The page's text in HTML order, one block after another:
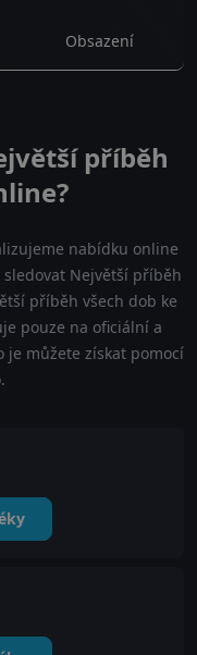
Obsazení
příběh
nabídku online
sledovat Největší příběh
příběh všech dob ke
pouze na oficiální a
je můžete získat pomocí